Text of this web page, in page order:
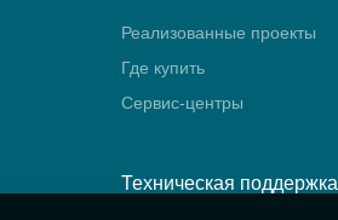
Реализованные проекты
Где купить
Сервис-центры
Техническая поддержка